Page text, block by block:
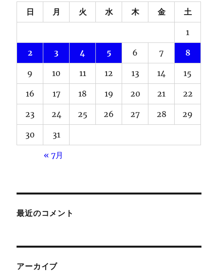
日 月 火 水 木 金 土
1
2 3 4 5 6 7 8
9 10 11 12 13 14 15
16 17 18 19 20 21 22
23 24 25 26 27 28 29
30 31
« 7月
最近のコメント
アーカイブ